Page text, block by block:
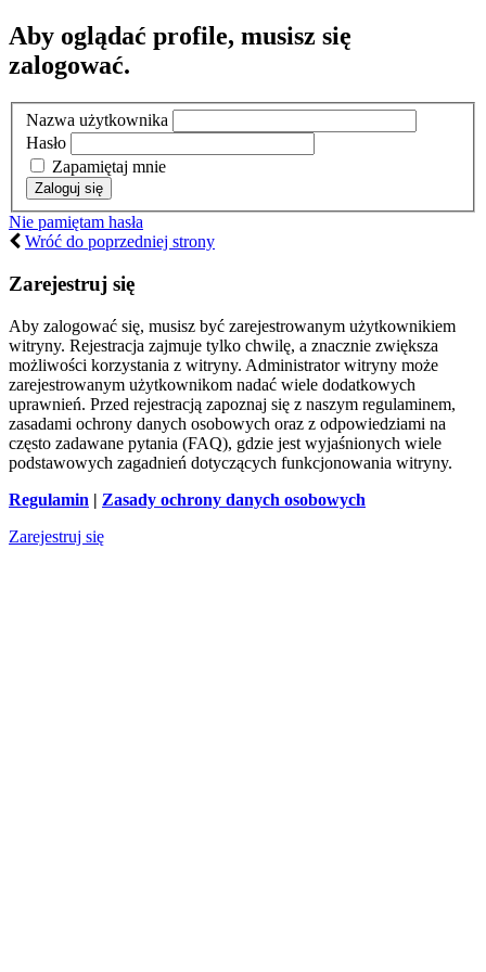
Aby oglądać profile, musisz się
zalogować.
Nazwa użytkownika
Hasło
Zapamiętaj mnie
Nie pamiętam hasła
Wróć do poprzedniej strony
Zarejestruj się
Aby zalogować się, musisz być zarejestrowanym użytkownikiem
witryny. Rejestracja zajmuje tylko chwilę, a znacznie zwiększa
możliwości korzystania z witryny. Administrator witryny może
zarejestrowanym użytkownikom nadać wiele dodatkowych
uprawnień. Przed rejestracją zapoznaj się z naszym regulaminem,
zasadami ochrony danych osobowych oraz z odpowiedziami na
często zadawane pytania (FAQ), gdzie jest wyjaśnionych wiele
podstawowych zagadnień dotyczących funkcjonowania witryny.
Regulamin | Zasady ochrony danych osobowych
Zarejestruj się